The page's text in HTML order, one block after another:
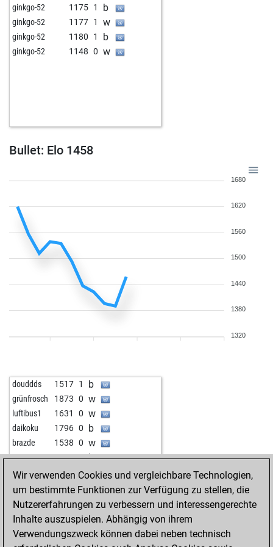
ginkgo-52 1175 1 b
ginkgo-52 1177 1 w
ginkgo-52 1180 1 b
ginkgo-52 1148 0 w
Bullet: Elo 1458
1680
1620
1560
1500
1440
1380
1320
douddds 1517 1 b
grünfrosch 1873 0 w
luftibus1 1631 0 w
daikoku 1796 0 b
brazde 1538 0 w
gegner 1677 0 b
dark wader 2141 0 w
optimist2 1248 1 b
ben901 1715 0 b
ben901 1702 0 w
Wir verwenden Cookies und vergleichbare Technologien,
um bestimmte Funktionen zur Verfügung zu stellen, die
Nutzererfahrungen zu verbessern und interessengerechte
Inhalte auszuspielen. Abhängig von ihrem
Verwendungszweck können dabei neben technisch